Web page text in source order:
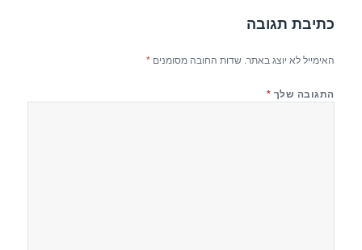
k
כתיבת תגובה
האימייל לא יוצג באתר. שדות החובה מסומנים*
התגובה שלך *